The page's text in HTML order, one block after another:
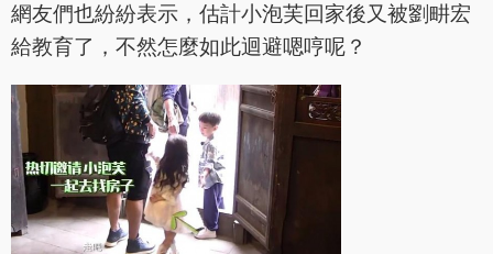
網友們也紛紛表示，估計小泡芙回家後又被劉畊宏
給教育了，不然怎麼如此迴避嗯哼呢？